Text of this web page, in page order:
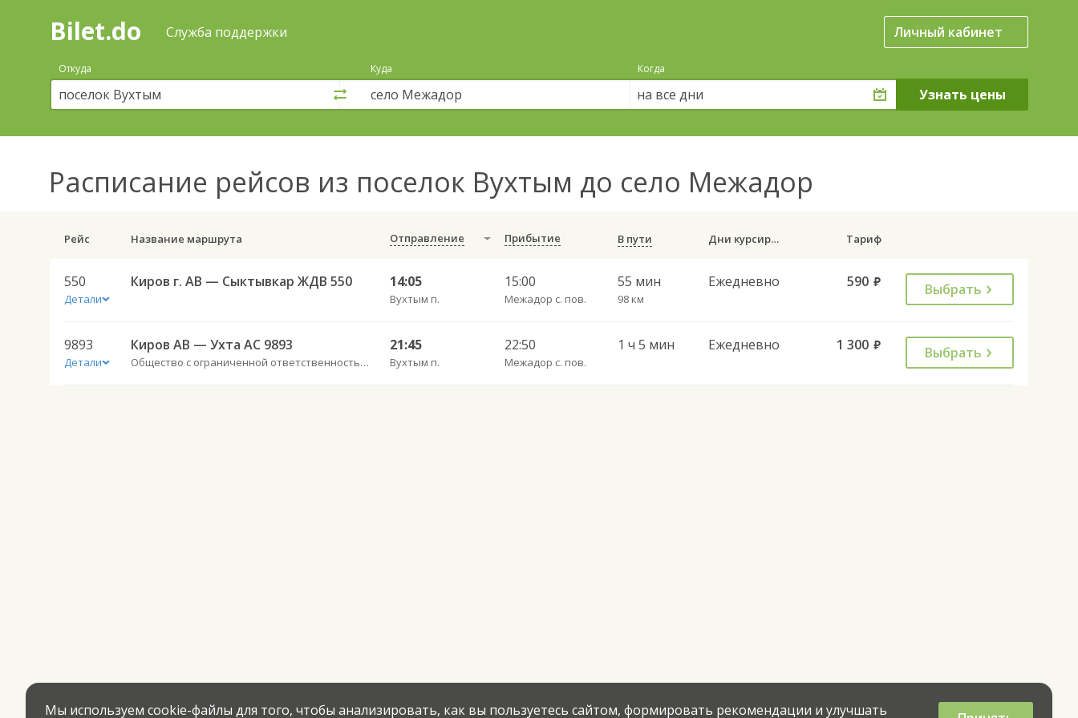
Поиск
покупка
билетов
автобус
онлайн
Bilet.do Служба поддержки Личный кабинет
Откуда Куда Когда
на все дни
Расписание рейсов из поселок Вухтым до село Межадор
Рейс Название маршрута Отправление Прибытие В пути Дни курсирования Тариф
550
Детали
Киров г. АВ — Сыктывкар ЖДВ 550 14:05
Вухтым п.
15:00
Межадор с. пов.
55 мин
98 км
Ежедневно 590 руб. Выбрать
9893
Детали
Киров АВ — Ухта АС 9893
Общество с ограниченной ответственностью «Ухтинское автотранспортное предприятие»
21:45
Вухтым п.
22:50
Межадор с. пов.
1 ч 5 мин Ежедневно 1 300 руб. Выбрать
Мы используем cookie-файлы для того, чтобы анализировать, как вы пользуетесь сайтом, формировать рекомендации и улучшать